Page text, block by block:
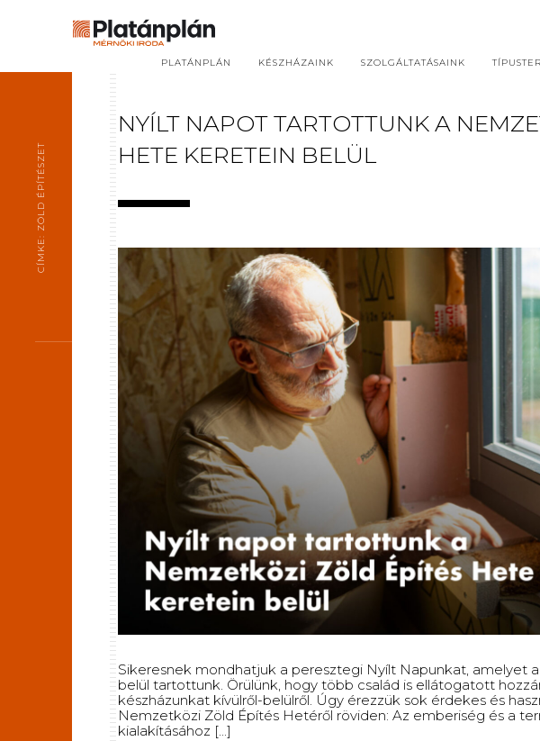
PLATÁNPLÁN KÉSZHÁZAINK SZOLGÁLTATÁSAINK
NYÍLT NAPOT TARTOTTUNK A
HETE KERETEIN BELÜL
Sikeresnek mondhatjuk a peresztegi Nyílt Napunkat, amelyet
belül tartottunk. Örülünk, hogy több család is ellátogatott
készházunkat kívülről-belülről. Úgy érezzük sok érdekes és
Nemzetközi Zöld Építés Hetéről röviden: Az emberiség és a
kialakításához [...]
CÍMKE: ZÖLD ÉPÍTÉSZET